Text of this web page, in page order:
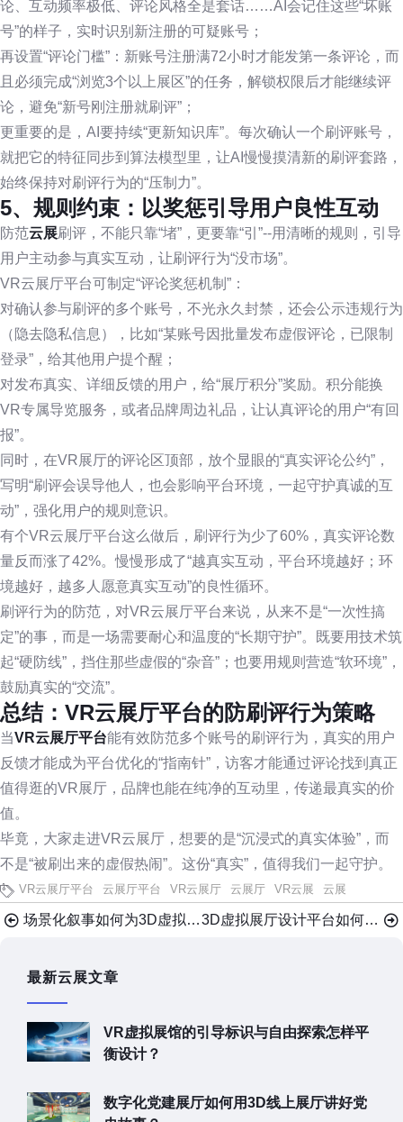
论、互动频率极低、评论风格全是套话……AI会记住这些“坏账
号”的样子，实时识别新注册的可疑账号；
再设置“评论门槛”：新账号注册满72小时才能发第一条评论，而
且必须完成“浏览3个以上展区”的任务，解锁权限后才能继续评
论，避免“新号刚注册就刷评”；
更重要的是，AI要持续“更新知识库”。每次确认一个刷评账号，
就把它的特征同步到算法模型里，让AI慢慢摸清新的刷评套路，
始终保持对刷评行为的“压制力”。
5、规则约束：以奖惩引导用户良性互动
防范云展刷评，不能只靠“堵”，更要靠“引”--用清晰的规则，引导
用户主动参与真实互动，让刷评行为“没市场”。
VR云展厅平台可制定“评论奖惩机制”：
对确认参与刷评的多个账号，不光永久封禁，还会公示违规行为
（隐去隐私信息），比如“某账号因批量发布虚假评论，已限制
登录”，给其他用户提个醒；
对发布真实、详细反馈的用户，给“展厅积分”奖励。积分能换
VR专属导览服务，或者品牌周边礼品，让认真评论的用户“有回
报”。
同时，在VR展厅的评论区顶部，放个显眼的“真实评论公约”，
写明“刷评会误导他人，也会影响平台环境，一起守护真诚的互
动”，强化用户的规则意识。
有个VR云展厅平台这么做后，刷评行为少了60%，真实评论数
量反而涨了42%。慢慢形成了“越真实互动，平台环境越好；环
境越好，越多人愿意真实互动”的良性循环。
刷评行为的防范，对VR云展厅平台来说，从来不是“一次性搞
定”的事，而是一场需要耐心和温度的“长期守护”。既要用技术筑
起“硬防线”，挡住那些虚假的“杂音”；也要用规则营造“软环境”，
鼓励真实的“交流”。
总结：VR云展厅平台的防刷评行为策略
当VR云展厅平台能有效防范多个账号的刷评行为，真实的用户
反馈才能成为平台优化的“指南针”，访客才能通过评论找到真正
值得逛的VR展厅，品牌也能在纯净的互动里，传递最真实的价
值。
毕竟，大家走进VR云展厅，想要的是“沉浸式的真实体验”，而
不是“被刷出来的虚假热闹”。这份“真实”，值得我们一起守护。
VR云展厅平台 云展厅平台 VR云展厅 云展厅 VR云展 云展
场景化叙事如何为3D虚拟展厅平台带来更多价值？ 3D虚拟展厅设计平台如何赋能企业3D数字化转型？
最新云展文章
VR虚拟展馆的引导标识与自由探索怎样平
衡设计？
数字化党建展厅如何用3D线上展厅讲好党